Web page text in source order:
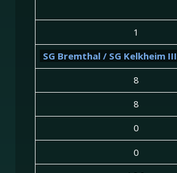
1
SG Bremthal / SG Kelkheim III
8
8
0
0